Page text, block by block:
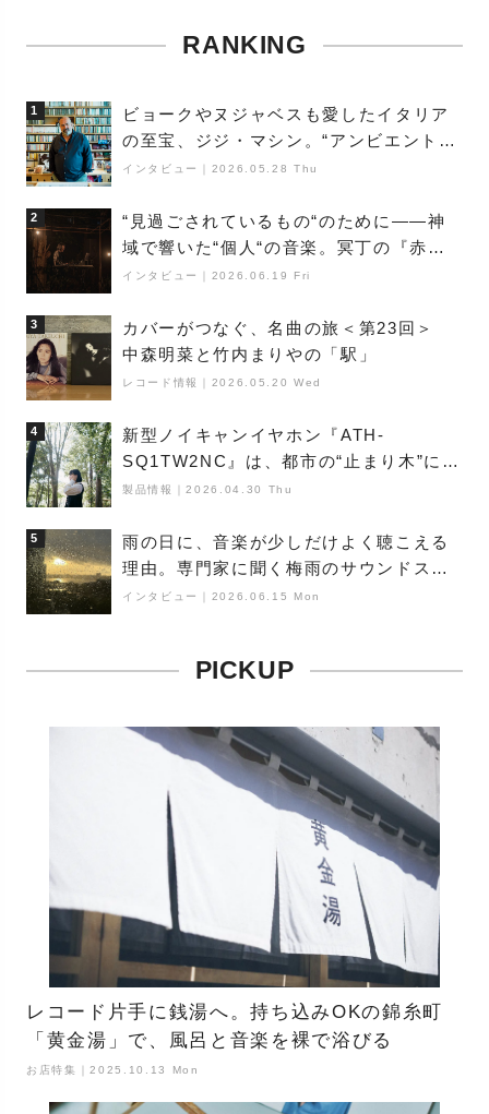
RANKING
1
ビョークやヌジャベスも愛したイタリア
の至宝、ジジ・マシン。“アンビエントの
巨匠”が明かす創作の原点と、「動き」に
インタビュー 2026.05.28 Thu
2
“見過ごされているもの“のために――神
域で響いた“個人“の音楽。冥丁の『赤城
夜神楽』をレポート
インタビュー 2026.06.19 Fri
3
カバーがつなぐ、名曲の旅＜第23回＞
中森明菜と竹内まりやの「駅」
レコード情報 2026.05.20 Wed
4
新型ノイキャンイヤホン『ATH-
SQ1TW2NC』は、都市の“止まり木”にな
り得るーシンガーソングライター浮
製品情報 ｜2026.04.30 Thu
5
雨の日に、音楽が少しだけよく聴こえる
理由。専門家に聞く梅雨のサウンドス
ケープ
インタビュー 2026.06.15 Mon
PICKUP
レコード片手に銭湯へ。持ち込みOKの錦糸町
「黄金湯」で、風呂と音楽を裸で浴びる
お店特集｜2025.10.13 Mon